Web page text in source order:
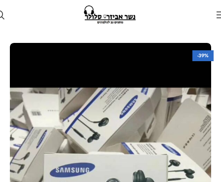
אוזניות חוטיות
-39%